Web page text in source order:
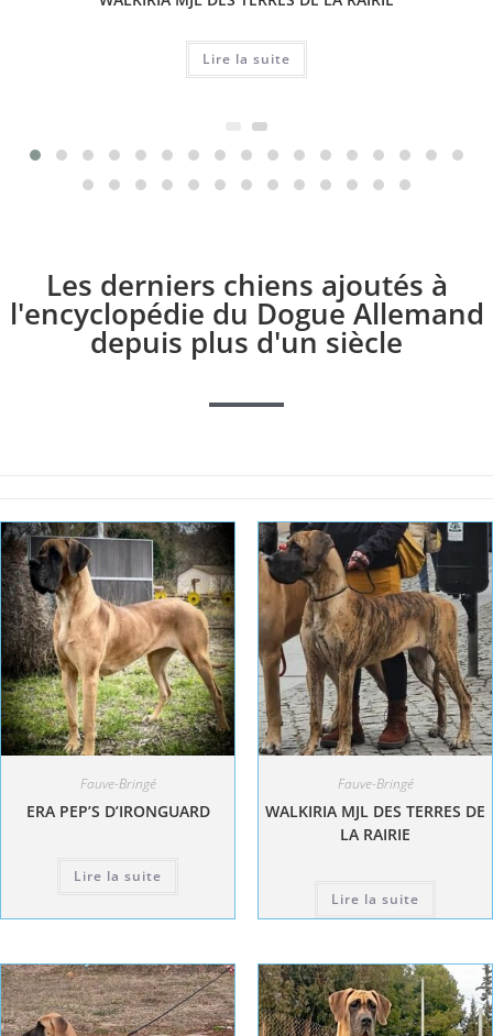
Lire la suite
Les derniers chiens ajoutés à
l'encyclopédie du Dogue Allemand
depuis plus d'un siècle
Fauve-Bringé
ERA PEP’S D’IRONGUARD
Lire la suite
Fauve-Bringé
WALKIRIA MJL DES TERRES DE
LA RAIRIE
Lire la suite